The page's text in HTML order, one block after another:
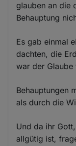
glauben an die
Behauptung
Es gab einmal
dachten, die
war der Glaube
Behauptungen
als durch die
Und da ihr
allgütig ist,